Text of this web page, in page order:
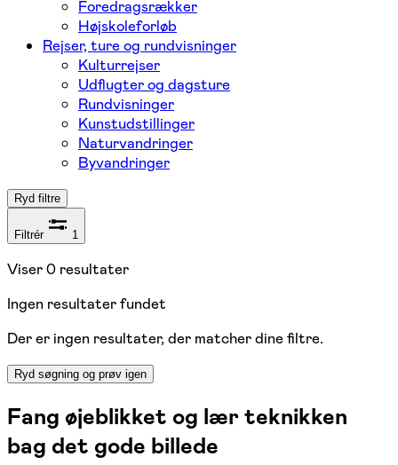
Foredragsrækker
Højskoleforløb
Rejser, ture og rundvisninger
Kulturrejser
Udflugter og dagsture
Rundvisninger
Kunstudstillinger
Naturvandringer
Byvandringer
Ryd filtre
Filtrér 1
Viser0 resultater
Ingen resultater fundet
Der er ingen resultater, der matcher dine filtre.
Ryd søgning og prøv igen
Fang øjeblikket og lær teknikken
bag det gode billede